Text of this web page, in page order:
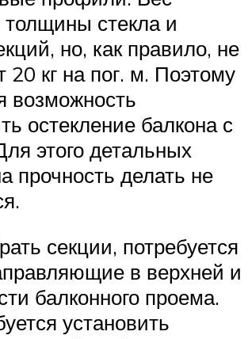
толщины стекла и
но, как правило, не
кг на пог. м. Поэтому
возможность
остекление балкона с
этого детальных
прочность делать не
секции, потребуется
в верхней и
балконного проема.
установить